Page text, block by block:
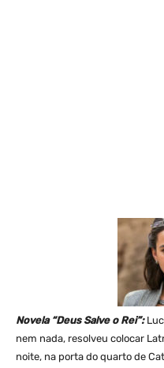
Novela “Deus Salve o Rei”:
nem nada, resolveu colocar
noite, na porta do quarto de